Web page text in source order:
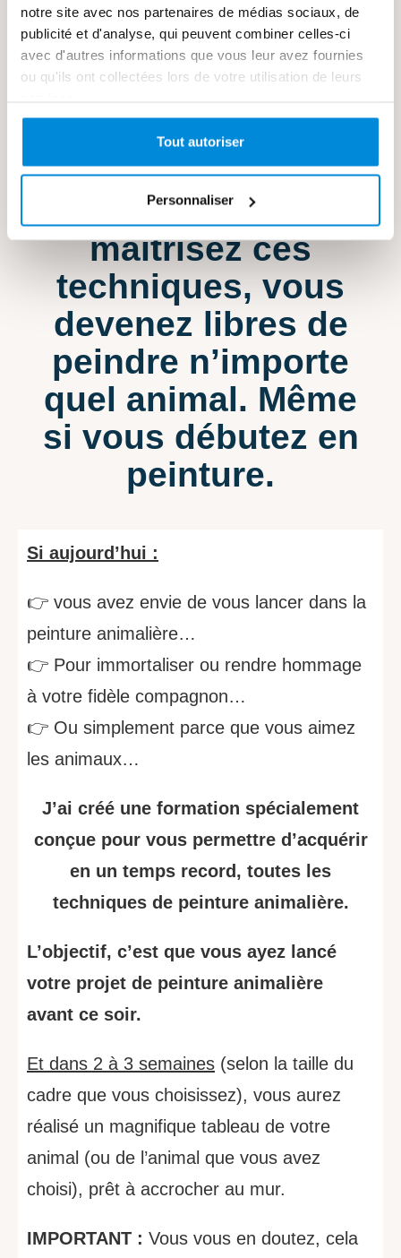
notre site avec nos partenaires de médias sociaux, de
publicité et d'analyse, qui peuvent combiner celles-ci
avec d'autres informations que vous leur avez fournies
ou qu'ils ont collectées lors de votre utilisation de leurs
Tout autoriser
Personnaliser
Ces techniques lui ont permis de peindre
sa chienne. Mais il aurait très bien pu
Une fois que vous
maîtrisez ces
techniques, vous
devenez libres de
peindre n’importe
quel animal. Même
si vous débutez en
peinture.
Si aujourd’hui :
👉 vous avez envie de vous lancer dans la
peinture animalière…
👉 Pour immortaliser ou rendre hommage
à votre fidèle compagnon…
👉 Ou simplement parce que vous aimez
les animaux…
J’ai créé une formation spécialement
conçue pour vous permettre d’acquérir
en un temps record, toutes les
techniques de peinture animalière.
L’objectif, c’est que vous ayez lancé
votre projet de peinture animalière
avant ce soir.
Et dans 2 à 3 semaines (selon la taille du
cadre que vous choisissez), vous aurez
réalisé un magnifique tableau de votre
animal (ou de l’animal que vous avez
choisi), prêt à accrocher au mur.
IMPORTANT : Vous vous en doutez, cela